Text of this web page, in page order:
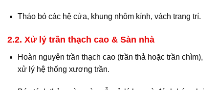
Tháo bỏ các hệ cửa, khung nhôm kính, vách trang trí.
2.2. Xử lý trần thạch cao & Sàn nhà
Hoàn nguyên trần thạch cao (trần thả hoặc trần chìm),
xử lý hệ thống xương trần.